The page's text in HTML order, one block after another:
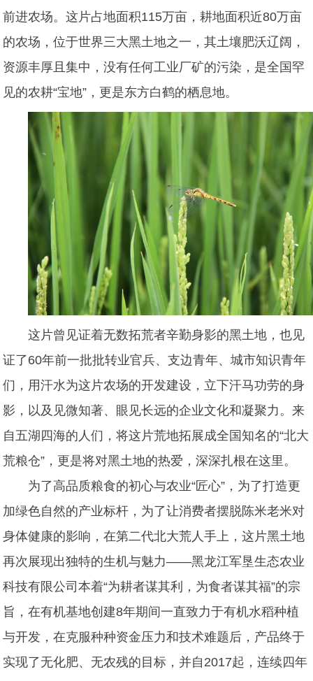
前进农场。这片占地面积115万亩，耕地面积近80万亩
的农场，位于世界三大黑土地之一，其土壤肥沃辽阔，
资源丰厚且集中，没有任何工业厂矿的污染，是全国罕
见的农耕“宝地”，更是东方白鹤的栖息地。
这片曾见证着无数拓荒者辛勤身影的黑土地，也见
证了60年前一批批转业官兵、支边青年、城市知识青年
们，用汗水为这片农场的开发建设，立下汗马功劳的身
影，以及见微知著、眼见长远的企业文化和凝聚力。来
自五湖四海的人们，将这片荒地拓展成全国知名的“北大
荒粮仓”，更是将对黑土地的热爱，深深扎根在这里。
为了高品质粮食的初心与农业“匠心”，为了打造更
加绿色自然的产业标杆， 为了让消费者摆脱陈米老米对
身体健康的影响，在第二代北大荒人手上，这片黑土地
再次展现出独特的生机与魅力——黑龙江军垦生态农业
科技有限公司本着“为耕者谋其利，为食者谋其福”的宗
旨，在有机基地创建8年期间一直致力于有机水稻种植
与开发，在克服种种资金压力和技术难题后，产品终于
实现了无化肥、无农残的目标，并自2017起，连续四年